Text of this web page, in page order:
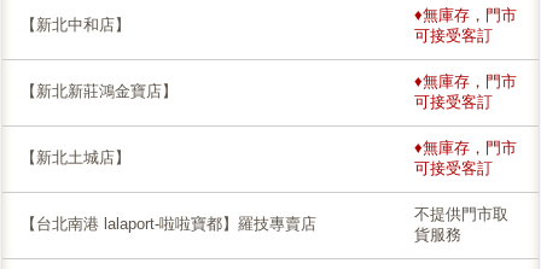
【新北中和店】
♦無庫存，門市
可接受客訂
【新北新莊鴻金寶店】
♦無庫存，門市
可接受客訂
【新北土城店】
♦無庫存，門市
可接受客訂
【台北南港 lalaport-啦啦寶都】羅技專賣店
不提供門市取
貨服務